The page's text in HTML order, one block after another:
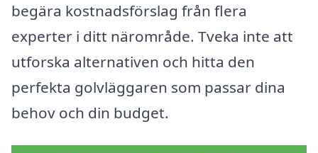
begära kostnadsförslag från flera
experter i ditt närområde. Tveka inte att
utforska alternativen och hitta den
perfekta golvläggaren som passar dina
behov och din budget.